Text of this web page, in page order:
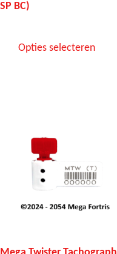
SP BC)
Opties selecteren